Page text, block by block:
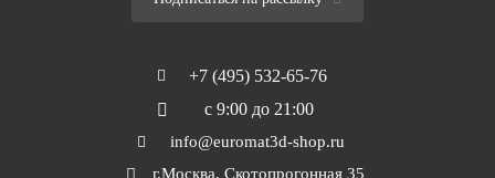
+7 (495) 532-65-76
с 9:00 до 21:00
info@euromat3d-shop.ru
г.Москва, Скотопрогонная 35